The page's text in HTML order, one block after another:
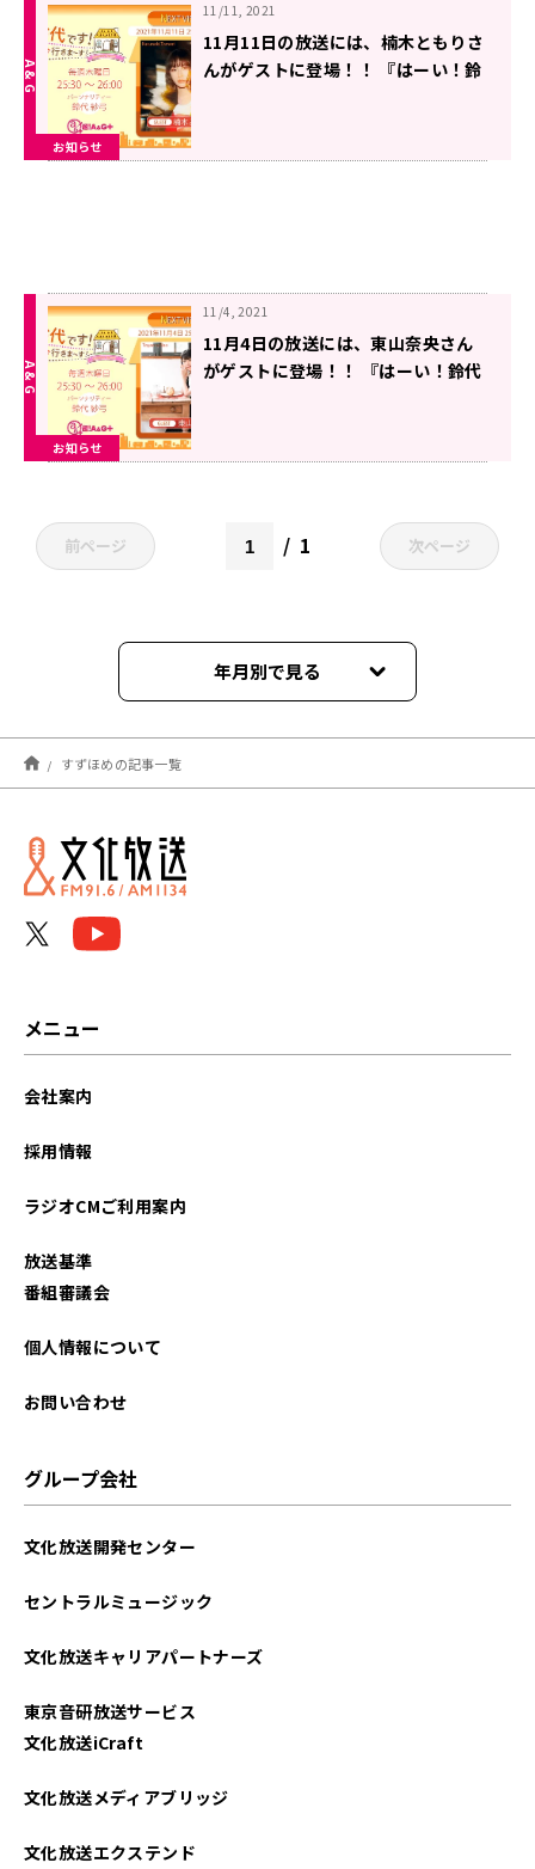
お知らせ
11/11, 2021
11月11日の放送には、楠木ともりさ
んがゲストに登場！！ 『はーい！鈴
お知らせ
11/4, 2021
11月4日の放送には、東山奈央さん
がゲストに登場！！ 『はーい！鈴代
前ページ 1 次ページ
年月別で見る
2025年10月
2025年09月
2025年08月
2024年11月
2024年08月
2024年03月
2024年02月
すずほめの記事一覧
メニュー
会社案内
採用情報
ラジオCMご利用案内
放送基準
番組審議会
個人情報について
お問い合わせ
グループ会社
文化放送開発センター
セントラルミュージック
文化放送キャリアパートナーズ
東京音研放送サービス
文化放送iCraft
文化放送メディアブリッジ
文化放送エクステンド